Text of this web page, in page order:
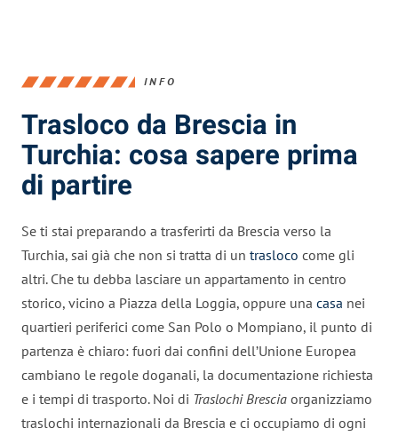
INFO
Trasloco da Brescia in
Turchia: cosa sapere prima
di partire
Se ti stai preparando a trasferirti da Brescia verso la
Turchia, sai già che non si tratta di un trasloco come gli
altri. Che tu debba lasciare un appartamento in centro
storico, vicino a Piazza della Loggia, oppure una casa nei
quartieri periferici come San Polo o Mompiano, il punto di
partenza è chiaro: fuori dai confini dell’Unione Europea
cambiano le regole doganali, la documentazione richiesta
e i tempi di trasporto. Noi di Traslochi Brescia organizziamo
traslochi internazionali da Brescia e ci occupiamo di ogni